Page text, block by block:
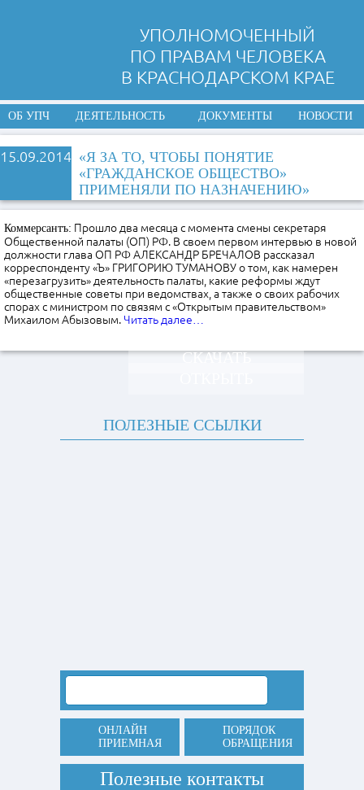
УПОЛНОМОЧЕННЫЙ
ПО ПРАВАМ ЧЕЛОВЕКА
В КРАСНОДАРСКОМ КРАЕ
ОБ УПЧ ДЕЯТЕЛЬНОСТЬ ДОКУМЕНТЫ НОВОСТИ
15.09.2014 «Я ЗА ТО, ЧТОБЫ ПОНЯТИЕ
«ГРАЖДАНСКОЕ ОБЩЕСТВО»
ПРИМЕНЯЛИ ПО НАЗНАЧЕНИЮ»
Коммерсантъ: Прошло два месяца с момента смены секретаря
Общественной палаты (ОП) РФ. В своем первом интервью в новой
должности глава ОП РФ АЛЕКСАНДР БРЕЧАЛОВ рассказал
корреспонденту «Ъ» ГРИГОРИЮ ТУМАНОВУ о том, как намерен
«перезагрузить» деятельность палаты, какие реформы ждут
общественные советы при ведомствах, а также о своих рабочих
спорах с министром по связям с «Открытым правительством»
Михаилом Абызовым. Читать далее…
СКАЧАТЬ
ПОЛЕЗНЫЕ ССЫЛКИ
ОНЛАЙН
ПРИЕМНАЯ
ПОРЯДОК
ОБРАЩЕНИЯ
Полезные контакты